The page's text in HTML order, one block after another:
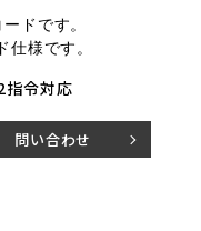
ドです。
様です。
指令対応
問い合わせ